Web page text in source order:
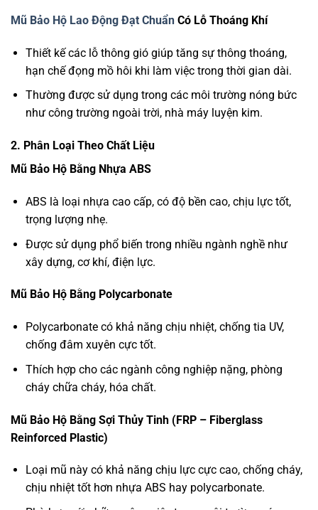
Mũ Bảo Hộ Lao Động Đạt Chuẩn Có Lỗ Thoáng Khí
Thiết kế các lỗ thông gió giúp tăng sự thông thoáng,
hạn chế đọng mồ hôi khi làm việc trong thời gian dài.
Thường được sử dụng trong các môi trường nóng bức
như công trường ngoài trời, nhà máy luyện kim.
2. Phân Loại Theo Chất Liệu
Mũ Bảo Hộ Bằng Nhựa ABS
ABS là loại nhựa cao cấp, có độ bền cao, chịu lực tốt,
trọng lượng nhẹ.
Được sử dụng phổ biến trong nhiều ngành nghề như
xây dựng, cơ khí, điện lực.
Mũ Bảo Hộ Bằng Polycarbonate
Polycarbonate có khả năng chịu nhiệt, chống tia UV,
chống đâm xuyên cực tốt.
Thích hợp cho các ngành công nghiệp nặng, phòng
cháy chữa cháy, hóa chất.
Mũ Bảo Hộ Bằng Sợi Thủy Tinh (FRP – Fiberglass
Reinforced Plastic)
Loại mũ này có khả năng chịu lực cực cao, chống cháy,
chịu nhiệt tốt hơn nhựa ABS hay polycarbonate.